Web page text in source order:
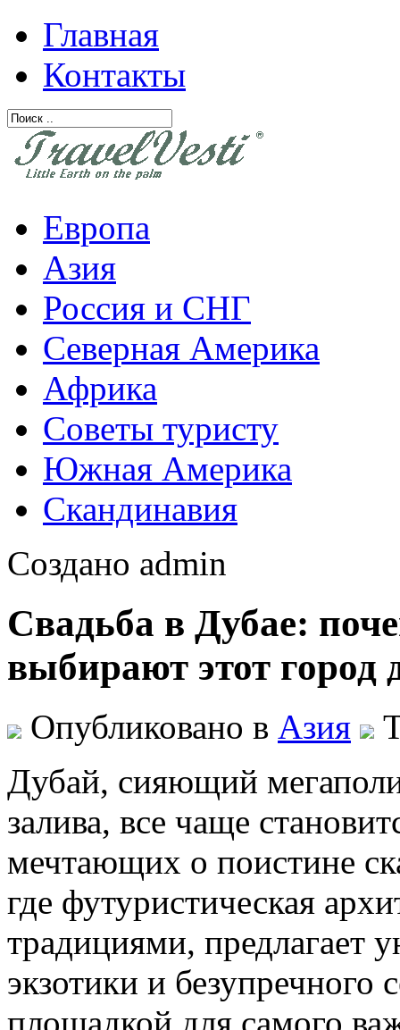
Главная
Контакты
Европа
Азия
Россия и СНГ
Северная Америка
Африка
Советы туристу
Южная Америка
Скандинавия
Создано admin
Свадьба в Дубае:
выбирают этот город
Опубликовано в Азия
Дубай, сияющий
залива, все чаще
мечтающих о поистине
где футуристическая
традициями, предлагает
экзотики и безупречного
площадкой для самого